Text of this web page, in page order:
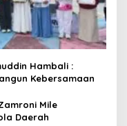
Hambali :
Kebersamaan
Mile
Daerah